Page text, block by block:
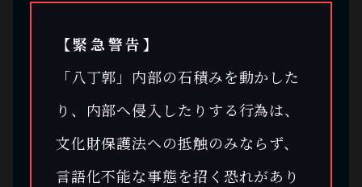
【緊急警告】
「八丁郭」内部の石積みを動かした
り、内部へ侵入したりする行為は、
文化財保護法への抵触のみならず、
言語化不能な事態を招く恐れがあり